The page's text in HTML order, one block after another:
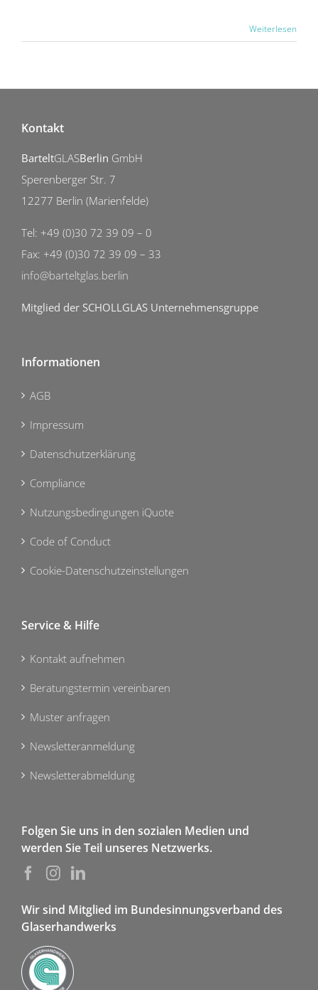
Weiterlesen
Kontakt
BarteltGLASBerlin GmbH
Sperenberger Str. 7
12277 Berlin (Marienfelde)
Tel: +49 (0)30 72 39 09 – 0
Fax: +49 (0)30 72 39 09 – 33
info@barteltglas.berlin
Mitglied der SCHOLLGLAS Unternehmensgruppe
Informationen
AGB
Impressum
Datenschutzerklärung
Compliance
Nutzungsbedingungen iQuote
Code of Conduct
Cookie-Datenschutzeinstellungen
Service & Hilfe
Kontakt aufnehmen
Beratungstermin vereinbaren
Muster anfragen
Newsletteranmeldung
Newsletterabmeldung
Folgen Sie uns in den sozialen Medien und
werden Sie Teil unseres Netzwerks.
Wir sind Mitglied im Bundesinnungsverband des
Glaserhandwerks